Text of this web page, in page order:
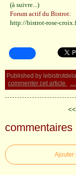
(à suivre...)
Forum actif du Bistrot:
http://bistrot-rose-
Published by
commenter cet article
…
commentaires
Ajouter